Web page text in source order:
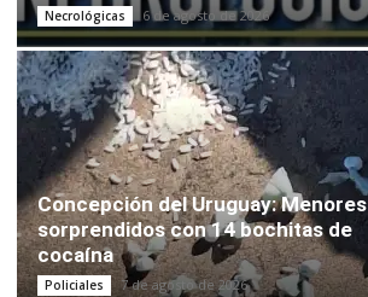
Necrológicas 6 de agosto de 2026
Concepción del Uruguay: Menores
sorprendidos con 14 bochitas de
cocaína
Policiales 7 de agosto de 2026